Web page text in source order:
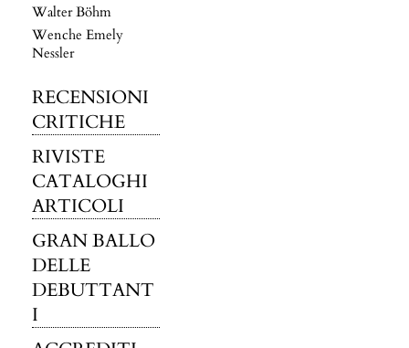
Walter Böhm
Wenche Emely
Nessler
RECENSIONI
CRITICHE
RIVISTE
CATALOGHI
ARTICOLI
GRAN BALLO
DELLE
DEBUTTANT
I